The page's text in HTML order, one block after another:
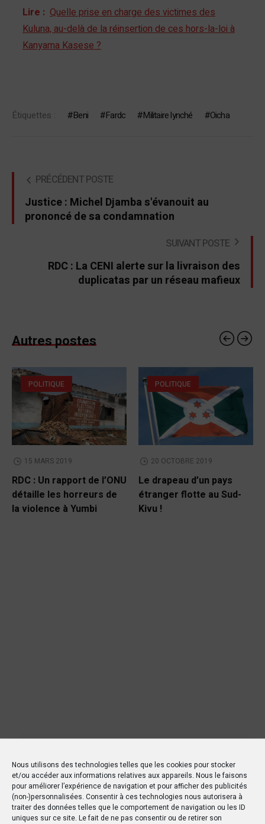
Nous utilisons des technologies telles que les cookies pour stocker
et/ou accéder aux informations relatives aux appareils. Nous le faisons
pour améliorer l’expérience de navigation et pour afficher des publicités
(non-)personnalisées. Consentir à ces technologies nous autorisera à
traiter des données telles que le comportement de navigation ou les ID
uniques sur ce site. Le fait de ne pas consentir ou de retirer son
Lire : Quelle prise en charge des victimes des
Kuluna, au-delà de la réinsertion de ces hors-la-loi à
Kanyama Kasese ?
Étiquettes : Beni Fardc Militaire lynché Oicha
PRÉCÉDENT POSTE
Justice : Michel Djamba s'évanouit au
prononcé de sa condamnation
SUIVANT POSTE
RDC : La CENI alerte sur la livraison des
duplicatas par un réseau mafieux
Autres postes
POLITIQUE
15 MARS 2019
RDC : Un rapport de l’ONU
détaille les horreurs de
la violence à Yumbi
POLITIQUE
20 OCTOBRE 2019
Le drapeau d’un pays
étranger flotte au Sud-
Kivu !